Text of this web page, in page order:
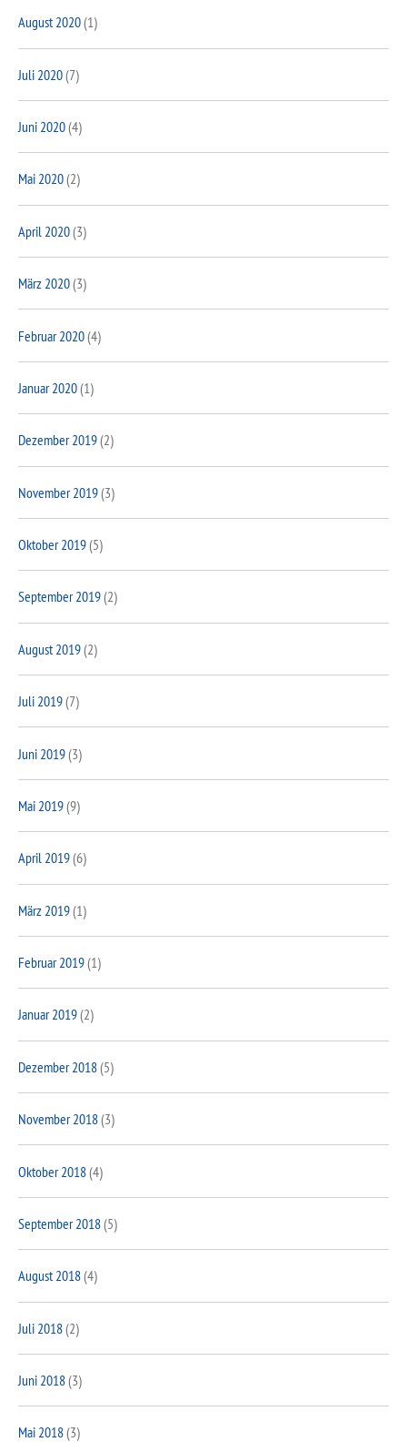
August 2020(1)
Juli 2020(7)
Juni 2020(4)
Mai 2020(2)
April 2020(3)
März 2020(3)
Februar 2020(4)
Januar 2020(1)
Dezember 2019(2)
November 2019(3)
Oktober 2019(5)
September 2019(2)
August 2019(2)
Juli 2019(7)
Juni 2019(3)
Mai 2019(9)
April 2019(6)
März 2019(1)
Februar 2019(1)
Januar 2019(2)
Dezember 2018(5)
November 2018(3)
Oktober 2018(4)
September 2018(5)
August 2018(4)
Juli 2018(2)
Juni 2018(3)
Mai 2018(3)